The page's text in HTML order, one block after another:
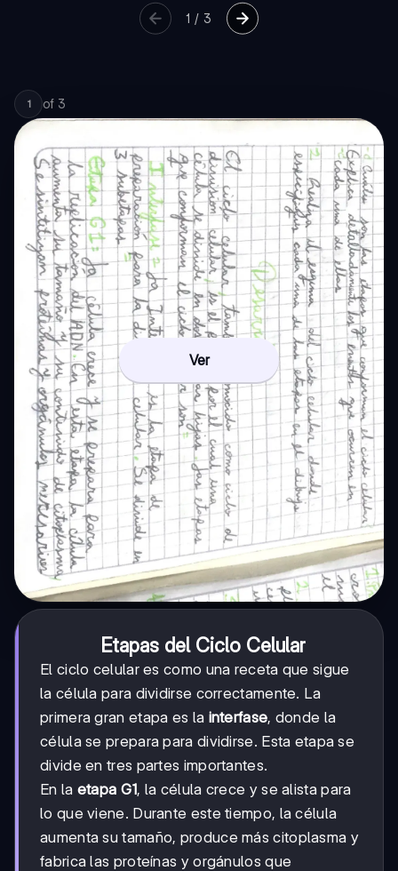
1 / 3
1 of 3
Ver
Etapas del Ciclo Celular
El ciclo celular es como una receta que sigue
la célula para dividirse correctamente. La
primera gran etapa es la interfase, donde la
célula se prepara para dividirse. Esta etapa se
divide en tres partes importantes.
En la etapa G1, la célula crece y se alista para
lo que viene. Durante este tiempo, la célula
aumenta su tamaño, produce más citoplasma y
fabrica las proteínas y orgánulos que